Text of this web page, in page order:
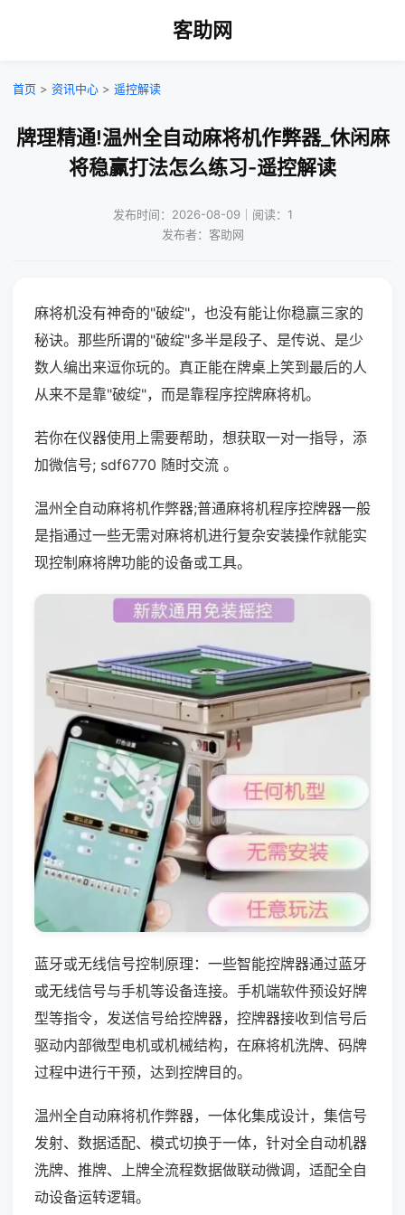
客助网
首页 > 资讯中心 > 遥控解读
牌理精通!温州全自动麻将机作弊器_休闲麻
将稳赢打法怎么练习-遥控解读
发布时间：2026-08-09｜阅读：1
发布者：客助网
麻将机没有神奇的"破绽"，也没有能让你稳赢三家的
秘诀。那些所谓的"破绽"多半是段子、是传说、是少
数人编出来逗你玩的。真正能在牌桌上笑到最后的人
从来不是靠"破绽"，而是靠程序控牌麻将机。
若你在仪器使用上需要帮助，想获取一对一指导，添
加微信号; sdf6770 随时交流 。
温州全自动麻将机作弊器;普通麻将机程序控牌器一般
是指通过一些无需对麻将机进行复杂安装操作就能实
现控制麻将牌功能的设备或工具。
蓝牙或无线信号控制原理：一些智能控牌器通过蓝牙
或无线信号与手机等设备连接。手机端软件预设好牌
型等指令，发送信号给控牌器，控牌器接收到信号后
驱动内部微型电机或机械结构，在麻将机洗牌、码牌
过程中进行干预，达到控牌目的。
温州全自动麻将机作弊器，一体化集成设计，集信号
发射、数据适配、模式切换于一体，针对全自动机器
洗牌、推牌、上牌全流程数据做联动微调，适配全自
动设备运转逻辑。